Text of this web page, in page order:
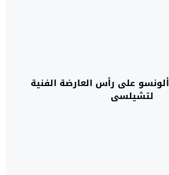
على رأس العارضة الفنية
لتشيلسي